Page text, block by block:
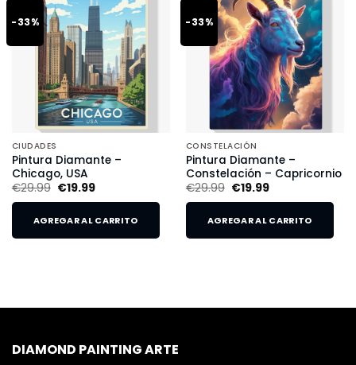
-33%
CIUDADES
Pintura Diamante –
Chicago, USA
€29.99 €19.99
AGREGAR AL CARRITO
-33%
CONSTELACIÓN
Pintura Diamante –
Constelación – Capricornio
€29.99 €19.99
AGREGAR AL CARRITO
DIAMOND PAINTING ARTE